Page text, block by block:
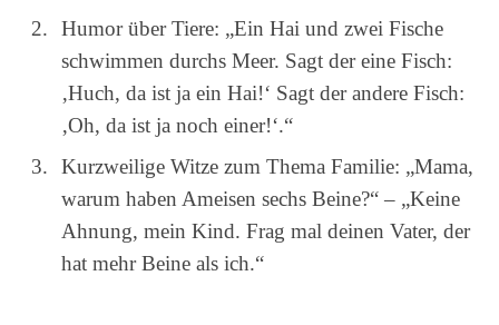
Humor über Tiere: „Ein Hai und zwei Fische
schwimmen durchs Meer. Sagt der eine Fisch:
‚Huch, da ist ja ein Hai!‘ Sagt der andere Fisch:
‚Oh, da ist ja noch einer!‘.“
Kurzweilige Witze zum Thema Familie: „Mama,
warum haben Ameisen sechs Beine?“ – „Keine
Ahnung, mein Kind. Frag mal deinen Vater, der
hat mehr Beine als ich.“